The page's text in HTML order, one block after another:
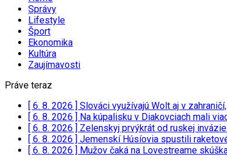
Správy
Lifestyle
Šport
Ekonomika
Kultúra
Zaujímavosti
Práve teraz
[ 6. 8. 2026 ] Slováci využívajú Wolt aj v
[ 6. 8. 2026 ] Na kúpalisku v Diakovciach mali
[ 6. 8. 2026 ] Zelenskyj prvýkrát od ruskej
[ 6. 8. 2026 ] Jemenskí Húsíovia spustili
[ 6. 8. 2026 ] Mužov čaká na Lovestreame